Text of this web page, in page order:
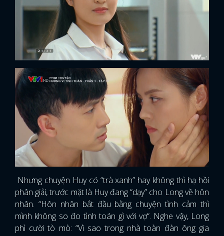
Nhưng chuyện Huy có “trà xanh” hay không thì hạ hồi
phân giải, trước mặt là Huy đang “dạy” cho Long về hôn
nhân. “Hôn nhân bắt đầu bằng chuyện tình cảm thì
mình không so đo tình toán gì với vợ“. Nghe vậy, Long
phì cười tò mò: “Vì sao trong nhà toàn đàn ông gia